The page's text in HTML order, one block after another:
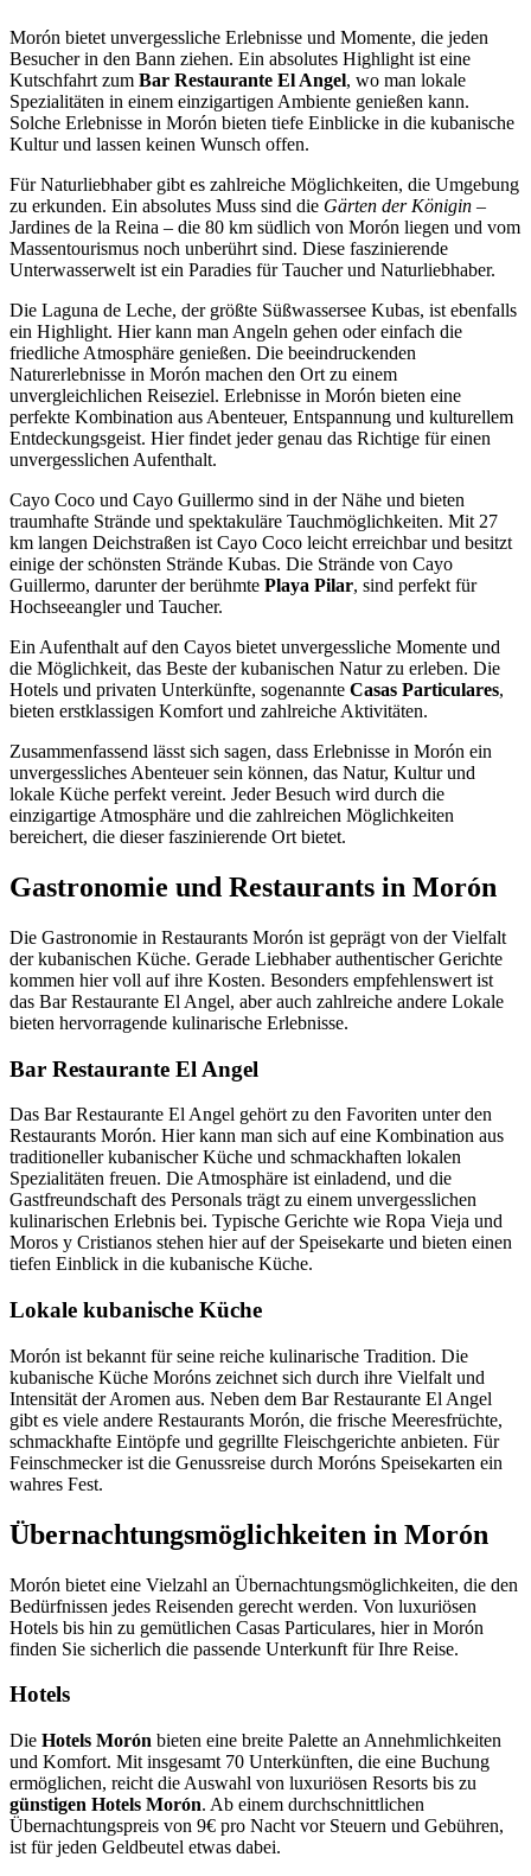
Morón bietet unvergessliche Erlebnisse und Momente, die jeden
Besucher in den Bann ziehen. Ein absolutes Highlight ist eine
Kutschfahrt zum Bar Restaurante El Angel, wo man lokale
Spezialitäten in einem einzigartigen Ambiente genießen kann.
Solche Erlebnisse in Morón bieten tiefe Einblicke in die kubanische
Kultur und lassen keinen Wunsch offen.
Für Naturliebhaber gibt es zahlreiche Möglichkeiten, die Umgebung
zu erkunden. Ein absolutes Muss sind die Gärten der Königin –
Jardines de la Reina – die 80 km südlich von Morón liegen und vom
Massentourismus noch unberührt sind. Diese faszinierende
Unterwasserwelt ist ein Paradies für Taucher und Naturliebhaber.
Die Laguna de Leche, der größte Süßwassersee Kubas, ist ebenfalls
ein Highlight. Hier kann man Angeln gehen oder einfach die
friedliche Atmosphäre genießen. Die beeindruckenden
Naturerlebnisse in Morón machen den Ort zu einem
unvergleichlichen Reiseziel. Erlebnisse in Morón bieten eine
perfekte Kombination aus Abenteuer, Entspannung und kulturellem
Entdeckungsgeist. Hier findet jeder genau das Richtige für einen
unvergesslichen Aufenthalt.
Cayo Coco und Cayo Guillermo sind in der Nähe und bieten
traumhafte Strände und spektakuläre Tauchmöglichkeiten. Mit 27
km langen Deichstraßen ist Cayo Coco leicht erreichbar und besitzt
einige der schönsten Strände Kubas. Die Strände von Cayo
Guillermo, darunter der berühmte Playa Pilar, sind perfekt für
Hochseeangler und Taucher.
Ein Aufenthalt auf den Cayos bietet unvergessliche Momente und
die Möglichkeit, das Beste der kubanischen Natur zu erleben. Die
Hotels und privaten Unterkünfte, sogenannte Casas Particulares,
bieten erstklassigen Komfort und zahlreiche Aktivitäten.
Zusammenfassend lässt sich sagen, dass Erlebnisse in Morón ein
unvergessliches Abenteuer sein können, das Natur, Kultur und
lokale Küche perfekt vereint. Jeder Besuch wird durch die
einzigartige Atmosphäre und die zahlreichen Möglichkeiten
bereichert, die dieser faszinierende Ort bietet.
Gastronomie und Restaurants in Morón
Die Gastronomie in Restaurants Morón ist geprägt von der Vielfalt
der kubanischen Küche. Gerade Liebhaber authentischer Gerichte
kommen hier voll auf ihre Kosten. Besonders empfehlenswert ist
das Bar Restaurante El Angel, aber auch zahlreiche andere Lokale
bieten hervorragende kulinarische Erlebnisse.
Bar Restaurante El Angel
Das Bar Restaurante El Angel gehört zu den Favoriten unter den
Restaurants Morón. Hier kann man sich auf eine Kombination aus
traditioneller kubanischer Küche und schmackhaften lokalen
Spezialitäten freuen. Die Atmosphäre ist einladend, und die
Gastfreundschaft des Personals trägt zu einem unvergesslichen
kulinarischen Erlebnis bei. Typische Gerichte wie Ropa Vieja und
Moros y Cristianos stehen hier auf der Speisekarte und bieten einen
tiefen Einblick in die kubanische Küche.
Lokale kubanische Küche
Morón ist bekannt für seine reiche kulinarische Tradition. Die
kubanische Küche Moróns zeichnet sich durch ihre Vielfalt und
Intensität der Aromen aus. Neben dem Bar Restaurante El Angel
gibt es viele andere Restaurants Morón, die frische Meeresfrüchte,
schmackhafte Eintöpfe und gegrillte Fleischgerichte anbieten. Für
Feinschmecker ist die Genussreise durch Moróns Speisekarten ein
wahres Fest.
Übernachtungsmöglichkeiten in Morón
Morón bietet eine Vielzahl an Übernachtungsmöglichkeiten, die den
Bedürfnissen jedes Reisenden gerecht werden. Von luxuriösen
Hotels bis hin zu gemütlichen Casas Particulares, hier in Morón
finden Sie sicherlich die passende Unterkunft für Ihre Reise.
Hotels
Die Hotels Morón bieten eine breite Palette an Annehmlichkeiten
und Komfort. Mit insgesamt 70 Unterkünften, die eine Buchung
ermöglichen, reicht die Auswahl von luxuriösen Resorts bis zu
günstigen Hotels Morón. Ab einem durchschnittlichen
Übernachtungspreis von 9€ pro Nacht vor Steuern und Gebühren,
ist für jeden Geldbeutel etwas dabei.